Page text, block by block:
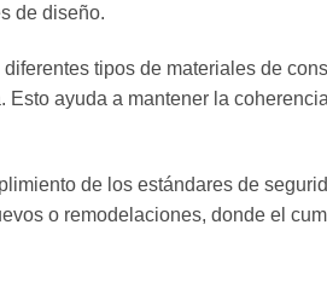
de diseño.
tipos de materiales de
ayuda a mantener la
de los estándares de
o remodelaciones, donde el